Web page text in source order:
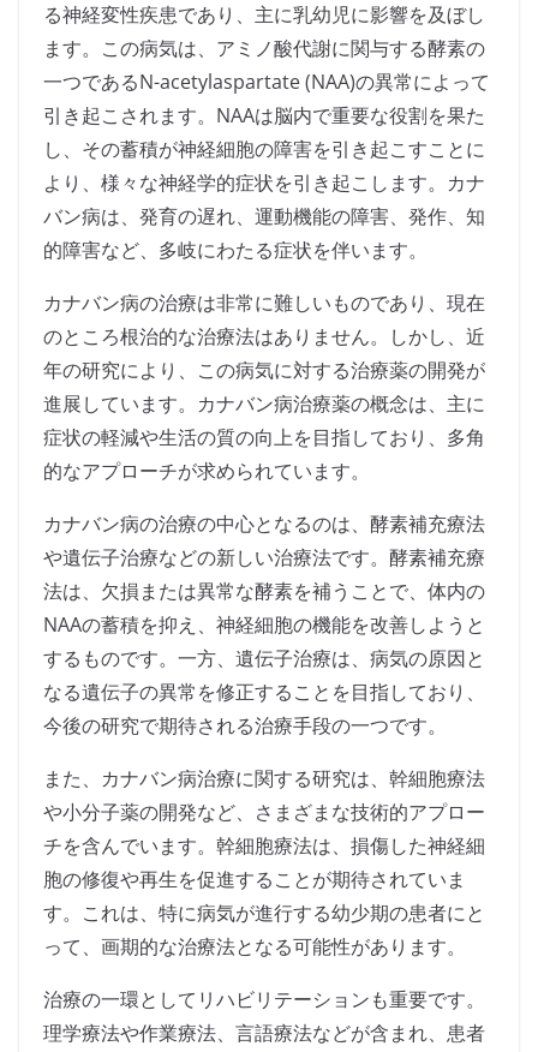
る神経変性疾患であり、主に乳幼児に影響を及ぼし
ます。この病気は、アミノ酸代謝に関与する酵素の
一つであるN-acetylaspartate (NAA)の異常によって
引き起こされます。NAAは脳内で重要な役割を果た
し、その蓄積が神経細胞の障害を引き起こすことに
より、様々な神経学的症状を引き起こします。カナ
バン病は、発育の遅れ、運動機能の障害、発作、知
的障害など、多岐にわたる症状を伴います。
カナバン病の治療は非常に難しいものであり、現在
のところ根治的な治療法はありません。しかし、近
年の研究により、この病気に対する治療薬の開発が
進展しています。カナバン病治療薬の概念は、主に
症状の軽減や生活の質の向上を目指しており、多角
的なアプローチが求められています。
カナバン病の治療の中心となるのは、酵素補充療法
や遺伝子治療などの新しい治療法です。酵素補充療
法は、欠損または異常な酵素を補うことで、体内の
NAAの蓄積を抑え、神経細胞の機能を改善しようと
するものです。一方、遺伝子治療は、病気の原因と
なる遺伝子の異常を修正することを目指しており、
今後の研究で期待される治療手段の一つです。
また、カナバン病治療に関する研究は、幹細胞療法
や小分子薬の開発など、さまざまな技術的アプロー
チを含んでいます。幹細胞療法は、損傷した神経細
胞の修復や再生を促進することが期待されていま
す。これは、特に病気が進行する幼少期の患者にと
って、画期的な治療法となる可能性があります。
治療の一環としてリハビリテーションも重要です。
理学療法や作業療法、言語療法などが含まれ、患者